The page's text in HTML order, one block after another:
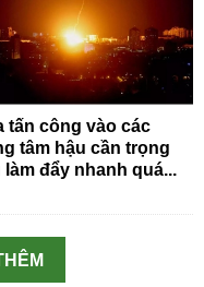
tấn công vào các
tâm hậu cần trọng
làm đẩy nhanh quá...